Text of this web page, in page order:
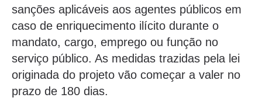
sanções aplicáveis aos agentes públicos em
caso de enriquecimento ilícito durante o
mandato, cargo, emprego ou função no
serviço público. As medidas trazidas pela lei
originada do projeto vão começar a valer no
prazo de 180 dias.